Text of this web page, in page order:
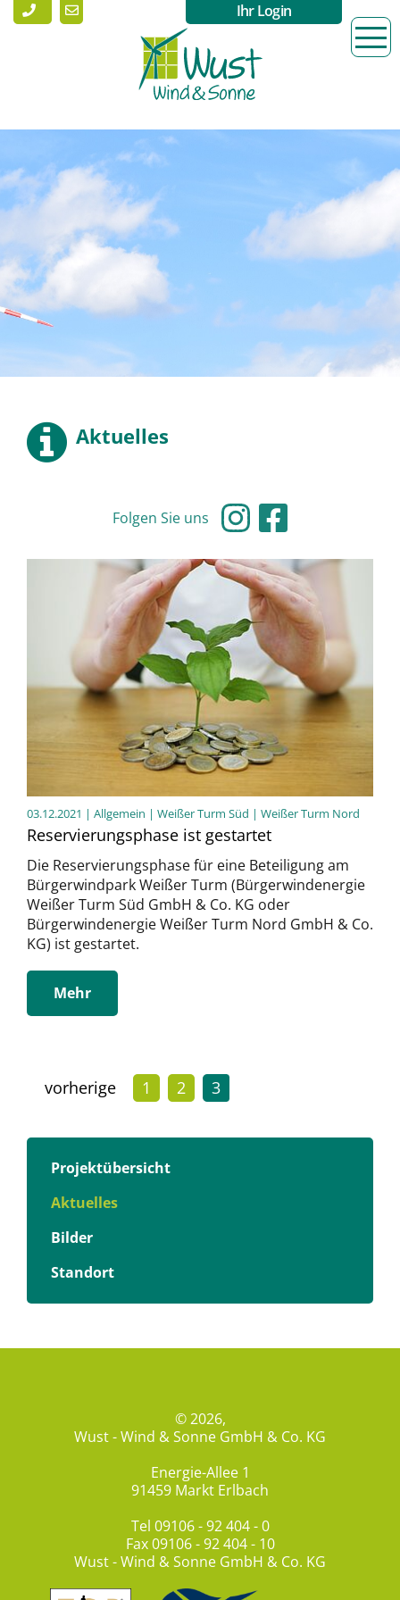
Ihr Login
Aktuelles
Folgen Sie uns
03.12.2021 | Allgemein | Weißer Turm Süd | Weißer Turm Nord
Reservierungsphase ist gestartet
Die Reservierungsphase für eine Beteiligung am
Bürgerwindpark Weißer Turm (Bürgerwindenergie
Weißer Turm Süd GmbH & Co. KG oder
Bürgerwindenergie Weißer Turm Nord GmbH & Co.
KG) ist gestartet.
Mehr
vorherige 1 2 3
Projektübersicht
Aktuelles
Bilder
Standort
© 2026,
Wust - Wind & Sonne GmbH & Co. KG
Energie-Allee 1
91459 Markt Erlbach
Tel 09106 - 92 404 - 0
Fax 09106 - 92 404 - 10
Wust - Wind & Sonne GmbH & Co. KG